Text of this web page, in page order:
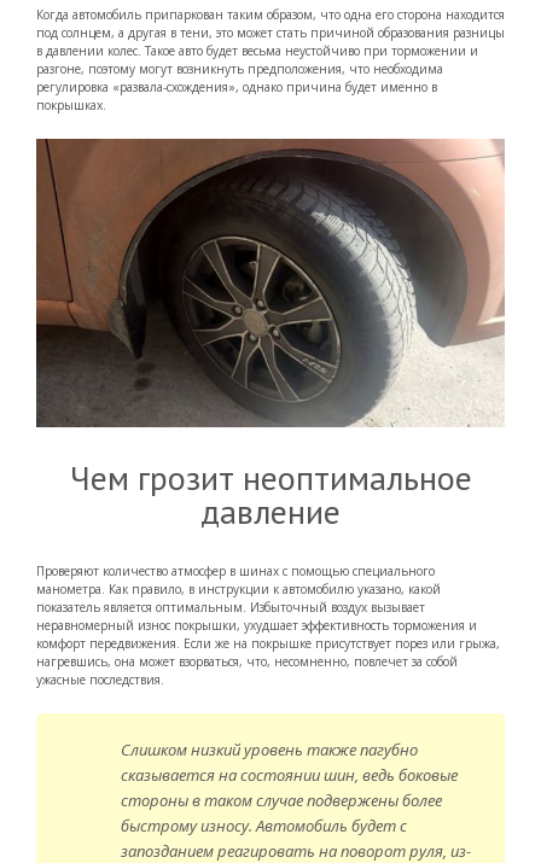
Когда автомобиль припаркован таким образом, что одна его сторона находится
под солнцем, а другая в тени, это может стать причиной образования разницы
в давлении колес. Такое авто будет весьма неустойчиво при торможении и
разгоне, поэтому могут возникнуть предположения, что необходима
регулировка «развала-схождения», однако причина будет именно в
покрышках.
Чем грозит неоптимальное
давление
Проверяют количество атмосфер в шинах с помощью специального
манометра. Как правило, в инструкции к автомобилю указано, какой
показатель является оптимальным. Избыточный воздух вызывает
неравномерный износ покрышки, ухудшает эффективность торможения и
комфорт передвижения. Если же на покрышке присутствует порез или грыжа,
нагревшись, она может взорваться, что, несомненно, повлечет за собой
ужасные последствия.
Слишком низкий уровень также пагубно
сказывается на состоянии шин, ведь боковые
стороны в таком случае подвержены более
быстрому износу. Автомобиль будет с
запозданием реагировать на поворот руля, из-